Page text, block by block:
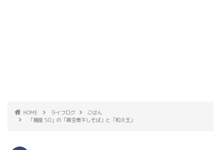
HOME ライフログ
ごはん
「麺屋 SO」の「眞空煮干しそば」と「和え玉」